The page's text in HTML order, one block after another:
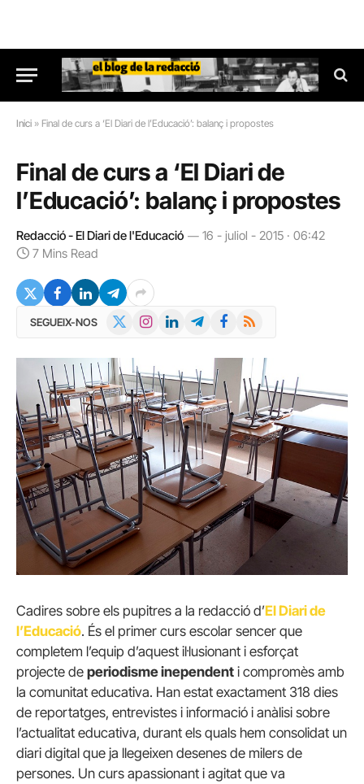
Inici » Final de curs a ‘El Diari de l’Educació’: balanç i propostes
Final de curs a ‘El Diari de
l’Educació’: balanç i propostes
Redacció - El Diari de l'Educació
16 - juliol - 2015 · 06:42
7 Mins Read
SEGUEIX-NOS InstagramLinkedInTelegramFacebook
RSS
Cadires sobre els pupitres a la redacció d’El Diari de
l’Educació. És el primer curs escolar sencer que
completem l’equip d’aquest il·lusionant i esforçat
projecte de periodisme inependent i compromès amb
la comunitat educativa. Han estat exactament 318 dies
de reportatges, entrevistes i informació i anàlisi sobre
l’actualitat educativa, durant els quals hem consolidat un
diari digital que ja llegeixen desenes de milers de
persones. Un curs apassionant i agitat que va